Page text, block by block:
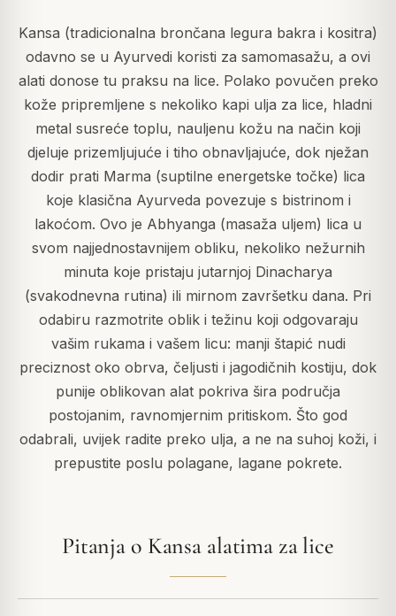
Kansa (tradicionalna brončana legura bakra i kositra)
odavno se u Ayurvedi koristi za samomasažu, a ovi
alati donose tu praksu na lice. Polako povučen preko
kože pripremljene s nekoliko kapi ulja za lice, hladni
metal susreće toplu, nauljenu kožu na način koji
djeluje prizemljujuće i tiho obnavljajuće, dok nježan
dodir prati Marma (suptilne energetske točke) lica
koje klasična Ayurveda povezuje s bistrinom i
lakoćom. Ovo je Abhyanga (masaža uljem) lica u
svom najjednostavnijem obliku, nekoliko nežurnih
minuta koje pristaju jutarnjoj Dinacharya
(svakodnevna rutina) ili mirnom završetku dana. Pri
odabiru razmotrite oblik i težinu koji odgovaraju
vašim rukama i vašem licu: manji štapić nudi
preciznost oko obrva, čeljusti i jagodičnih kostiju, dok
punije oblikovan alat pokriva šira područja
postojanim, ravnomjernim pritiskom. Što god
odabrali, uvijek radite preko ulja, a ne na suhoj koži, i
prepustite poslu polagane, lagane pokrete.
Pitanja o Kansa alatima za lice